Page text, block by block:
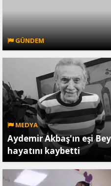
GÜNDEM
MEDYA
Aydemir Akbaş'ın eşi
hayatını kaybetti